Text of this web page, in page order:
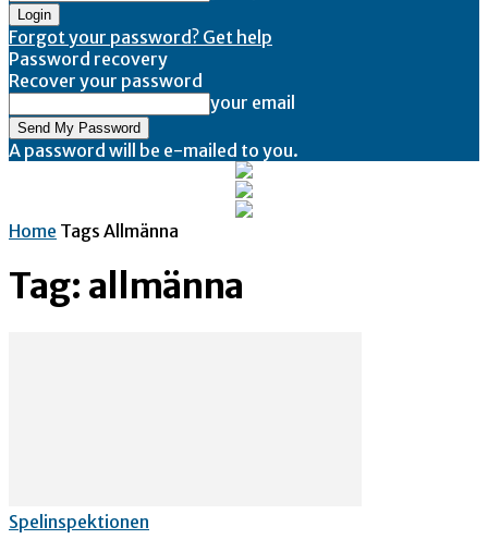
Forgot your password? Get help
Password recovery
Recover your password
your email
A password will be e-mailed to you.
Home Tags Allmänna
Tag: allmänna
Spelinspektionen